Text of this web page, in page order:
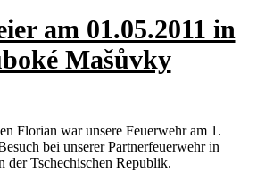
am 01.05.2011 in
Mašůvky
Florian war unsere Feuerwehr am 1.
bei unserer Partnerfeuerwehr in
Tschechischen Republik.